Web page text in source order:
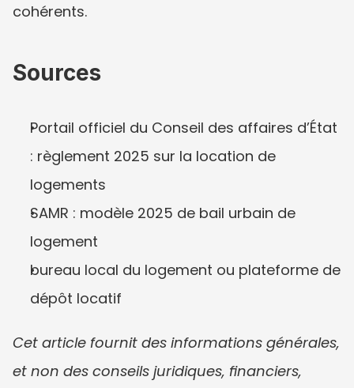
cohérents.
Sources
Portail officiel du Conseil des affaires d’État
: règlement 2025 sur la location de
logements
SAMR : modèle 2025 de bail urbain de
logement
bureau local du logement ou plateforme de
dépôt locatif
Cet article fournit des informations générales,
et non des conseils juridiques, financiers,